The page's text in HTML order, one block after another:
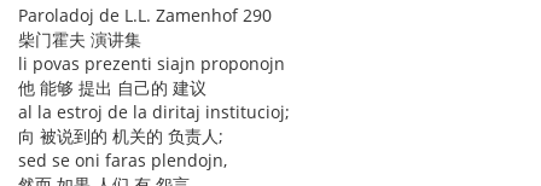
Paroladoj de L.L. Zamenhof 290
柴门霍夫 演讲集
li povas prezenti siajn proponojn
他 能够 提出 自己的 建议
al la estroj de la diritaj institucioj;
向 被说到的 机关的 负责人;
sed se oni faras plendojn,